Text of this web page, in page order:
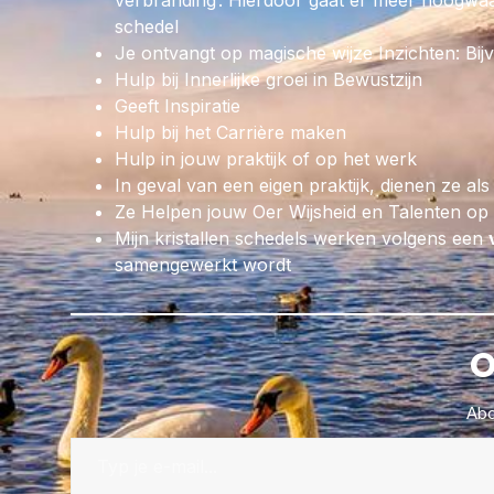
schedel
Je ontvangt op magische wijze Inzichten:
Hulp bij Innerlijke groei in Bewustzijn
Geeft Inspiratie
Hulp bij het Carrière maken
Hulp in jouw praktijk of op het werk
In geval van een eigen praktijk, dienen ze
Ze Helpen jouw Oer Wijsheid en Talenten
Mijn kristallen schedels werken volgens een
samengewerkt wordt